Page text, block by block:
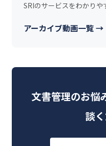
SRIのサービスをわかりや
アーカイブ動画一覧 →
文書管理のお悩
談